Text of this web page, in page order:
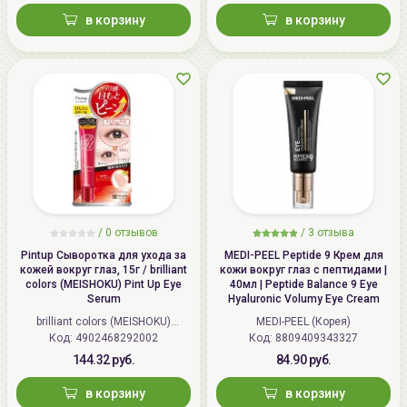
процессов старения при отсутствии специального
ухода. Кожа глаз движется более 100 тысяч раз в
день, что формирует ее устать и морщинки. Важно
своевременно, зачастую уже с 20 лет, начать
ухаживать за кожей вокруг глаз, чтобы
воздействовать и бороться с проявлениями
процессов усталости и старения.
в корзину в корзину
/ 0 отзывов
Pintup Сыворотка для ухода за
кожей вокруг глаз, 15г / brilliant
colors (MEISHOKU) Pint Up Eye
Serum
brilliant colors (MEISHOKU)
(Япония)
Код: 4902468292002
144.32 руб.
в корзину
/ 3 отзыва
MEDI-PEEL Peptide 9 Крем для
кожи вокруг глаз с пептидами |
40мл | Peptide Balance 9 Eye
Hyaluronic Volumy Eye Cream
MEDI-PEEL (Корея)
Код: 8809409343327
84.90 руб.
в корзину